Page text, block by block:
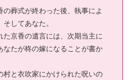
葬式が終わった後、執事によ
してあなた。
た京香の遺言には、次期当主に
なたが柊の嫁になることが書か
村と衣吹家にかけられた呪いの